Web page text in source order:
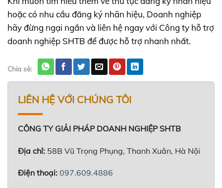
hoặc có nhu cầu đăng ký nhãn hiệu, Doanh nghiệp
hãy đừng ngại ngần và liên hệ ngay với Công ty hỗ trợ
doanh nghiệp SHTB để được hỗ trợ nhanh nhất.
Chia sẻ:
LIÊN HỆ VỚI CHÚNG TÔI
CÔNG TY GIẢI PHÁP DOANH NGHIỆP SHTB
Địa chỉ: 58B Vũ Trọng Phụng, Thanh Xuân, Hà Nội
Điện thoại: 097.609.4886